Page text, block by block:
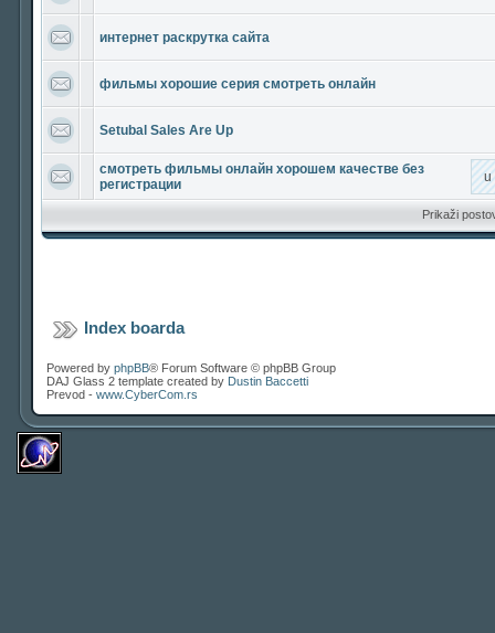
интернет раскрутка сайта
фильмы хорошие серия смотреть онлайн
Setubal Sales Are Up
смотреть фильмы онлайн хорошем качестве без
регистрации
u
Prikaži
Index boarda
Powered by phpBB® Forum Software © phpBB Group
DAJ Glass 2 template created by Dustin Baccetti
Prevod - www.CyberCom.rs